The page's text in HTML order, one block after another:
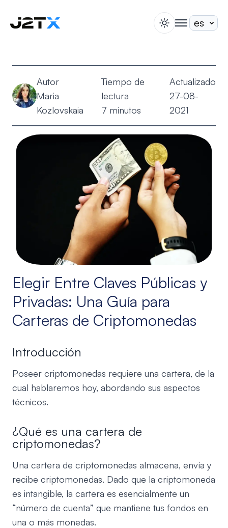
Blog
Ayuda
Acerca de
Abrir Cuenta
Iniciar Sesión
switch theme
togglenav
Autor
Maria
Kozlovskaia
Tiempo de
lectura
7 minutos
Actualizado
27-08-
2021
Elegir Entre Claves Públicas y
Privadas: Una Guía para
Carteras de Criptomonedas
Introducción
Poseer criptomonedas requiere una cartera, de la
cual hablaremos hoy, abordando sus aspectos
técnicos.
¿Qué es una cartera de
criptomonedas?
Una cartera de criptomonedas almacena, envía y
recibe criptomonedas. Dado que la criptomoneda
es intangible, la cartera es esencialmente un
“número de cuenta” que mantiene tus fondos en
una o más monedas.